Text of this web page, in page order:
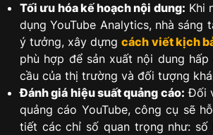
Tối ưu hóa kế hoạch nội dung: Khi
dụng YouTube Analytics, nhà sáng
ý tưởng, xây dựngcách viết kịch
phù hợp để sản xuất nội dung hấp
cầu của thị trường và đối tượng
Đánh giá hiệu suất quảng cáo: Đối
quảng cáo YouTube, công cụ sẽ
tiết các chỉ số quan trọng như: